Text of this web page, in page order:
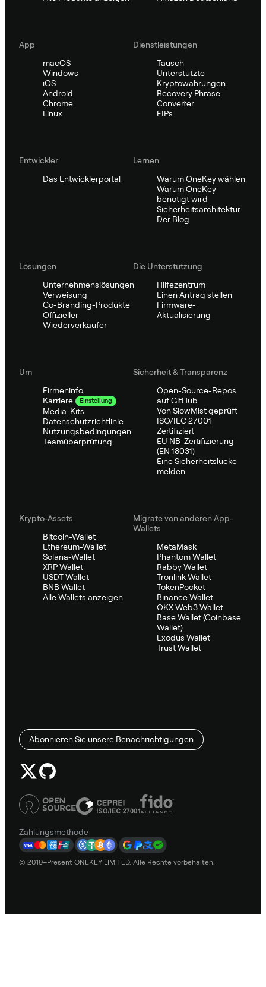
App
macOS
Windows
iOS
Android
Chrome
Linux
Dienstleistungen
Tausch
Unterstützte
Kryptowährungen
Recovery Phrase
Converter
EIPs
Entwickler
Das Entwicklerportal
Lernen
Warum OneKey wählen
Warum OneKey
benötigt wird
Sicherheitsarchitektur
Der Blog
Lösungen
Unternehmenslösungen
Verweisung
Co-Branding-Produkte
Offizieller
Wiederverkäufer
Die Unterstützung
Hilfezentrum
Einen Antrag stellen
Firmware-
Aktualisierung
Um
Firmeninfo
Karriere
Einstellung
Media-Kits
Datenschutzrichtlinie
Nutzungsbedingungen
Teamüberprüfung
Sicherheit & Transparenz
Open-Source-Repos
auf GitHub
Von SlowMist geprüft
ISO/IEC 27001
Zertifiziert
EU NB-Zertifizierung
(EN 18031)
Eine Sicherheitslücke
melden
Krypto-Assets
Bitcoin-Wallet
Ethereum-Wallet
Solana-Wallet
XRP Wallet
USDT Wallet
BNB Wallet
Alle Wallets anzeigen
Migrate von anderen App-
Wallets
MetaMask
Phantom Wallet
Rabby Wallet
Tronlink Wallet
TokenPocket
Binance Wallet
OKX Web3 Wallet
Base Wallet (Coinbase
Wallet)
Exodus Wallet
Trust Wallet
Abonnieren Sie unsere Benachrichtigungen
Zahlungsmethode
© 2019–Present ONEKEY LIMITED. Alle Rechte vorbehalten.